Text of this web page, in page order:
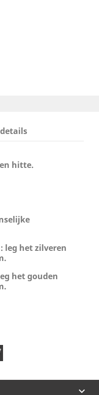
hitte.
leg het zilveren
het gouden
